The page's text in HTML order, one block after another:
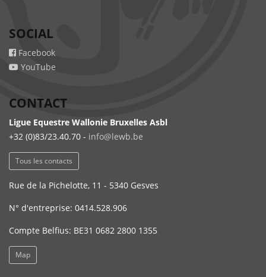
SOCIAL
Facebook
YouTube
CONTACT
Ligue Equestre Wallonie Bruxelles Asbl
+32 (0)83/23.40.70 - info@lewb.be
Tous les contacts
Rue de la Pichelotte, 11 - 5340 Gesves
N° d'entreprise: 0414.528.906
Compte Belfius: BE31 0682 2800 1355
Map